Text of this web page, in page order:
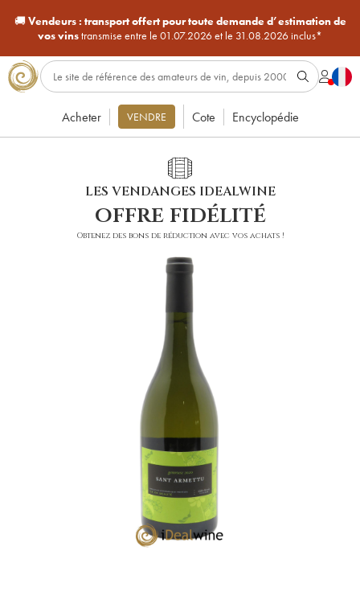
🚚Vendeurs : transport offert pour toute demande d’estimation de
vos vinstransmise entre le 01.07.2026 et le 31.08.2026 inclus*
Acheter VENDRE Cote Encyclopédie
LES VENDANGES IDEALWINE
offre fidélité
Obtenez des bons de réduction avec vos achats !